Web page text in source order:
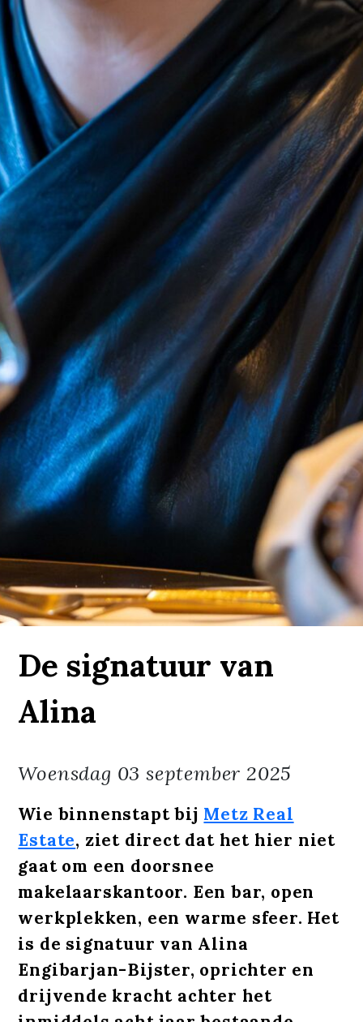
De signatuur van
Alina
Woensdag 03 september 2025
Wie binnenstapt bij Metz Real
Estate, ziet direct dat het hier niet
gaat om een doorsnee
makelaarskantoor. Een bar, open
werkplekken, een warme sfeer. Het
is de signatuur van Alina
Engibarjan-Bijster, oprichter en
drijvende kracht achter het